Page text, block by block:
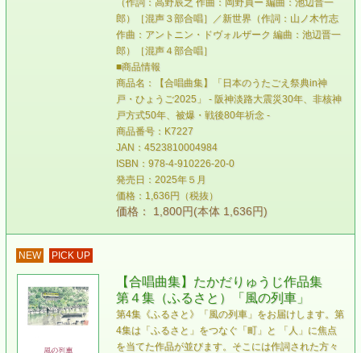
（作詞：高野辰之 作曲：岡野貞ー 編曲：池辺晋一
郎）［混声３部合唱］／新世界（作詞：山ノ木竹志
作曲：アントニン・ドヴォルザーク 編曲：池辺晋一
郎）［混声４部合唱］
■商品情報
商品名：【合唱曲集】「日本のうたごえ祭典in神
戸・ひょうご2025」 - 阪神淡路大震災30年、非核神
戸方式50年、被爆・戦後80年祈念 -
商品番号：K7227
JAN：4523810004984
ISBN：978-4-910226-20-0
発売日：2025年５月
価格：1,636円（税抜）
価格： 1,800円(本体 1,636円)
NEW PICK UP
【合唱曲集】たかだりゅうじ作品集
第４集（ふるさと）「風の列車」
第4集《ふるさと》「風の列車」をお届けします。第
4集は「ふるさと」をつなぐ「町」と 「人」に焦点
を当てた作品が並びます。そこには作詞された方々